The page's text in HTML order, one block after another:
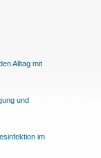
Alltag mit
und
im